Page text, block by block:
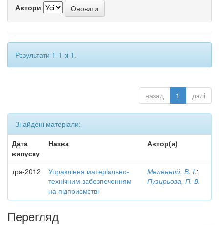
Автори
Результати 1-1 зі 1.
назад 1 далі
Знайдені матеріали:
Дата
випуску
Назва Автор(и)
тра-2012
Управління матеріально-
технічним забезпеченням
на підприємстві
Меленний, В. І.;
Пузирьова, П. В.
Перегляд